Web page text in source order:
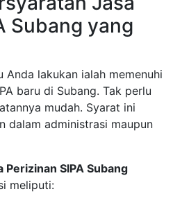
Subang yang
Anda lakukan ialah memenuhi
baru di Subang. Tak perlu
mudah. Syarat ini
dalam administrasi maupun
SIPA Subang
meliputi: